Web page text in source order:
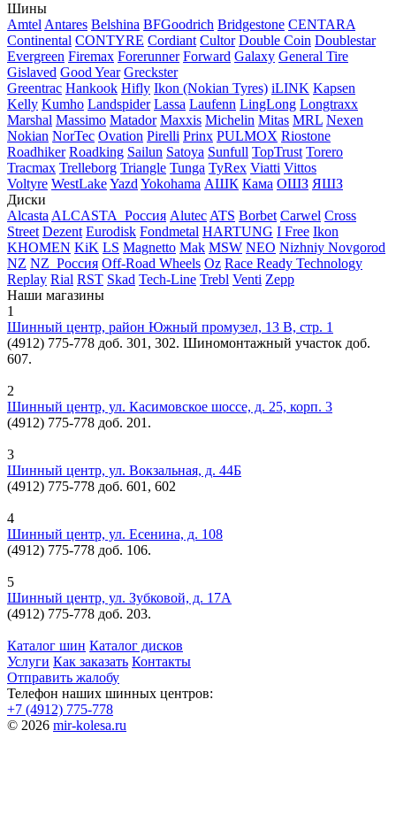
Шины
AmtelAntares Belshina BFGoodrich Bridgestone CENTARA
Continental CONTYRE Cordiant Cultor Double Coin Doublestar
Evergreen Firemax Forerunner Forward Galaxy General Tire
Gislaved Good Year Greckster
Greentrac Hankook Hifly Ikon (Nokian Tyres) iLINK Kapsen
Kelly Kumho Landspider Lassa Laufenn LingLong Longtraxx
Marshal Massimo Matador Maxxis Michelin Mitas MRL Nexen
Nokian NorTec Ovation Pirelli Prinx PULMOX Riostone
Roadhiker Roadking Sailun Satoya Sunfull TopTrust Torero
Tracmax Trelleborg Triangle Tunga TyRex Viatti Vittos
Voltyre WestLakeYazdYokohama АШК Кама ОШЗ ЯШЗ
Диски
AlcastaALCASTA_Россия AlutecATS Borbet Carwel Cross
Street Dezent Eurodisk Fondmetal HARTUNG I Free Ikon
KHOMEN KiK LS Magnetto Mak MSW NEO Nizhniy Novgorod
NZ NZ_Россия Off-Road Wheels Oz Race Ready Technology
Replay Rial RST Skad Tech-Line Trebl Venti Zepp
Наши магазины
1
Шинный центр, район Южный промузел, 13 В, стр. 1
(4912) 775-778 доб. 301, 302. Шиномонтажный участок доб.
607.
2
Шинный центр, ул. Касимовское шоссе, д. 25, корп. 3
(4912) 775-778 доб. 201.
3
Шинный центр, ул. Вокзальная, д. 44Б
(4912) 775-778 доб. 601, 602
4
Шинный центр, ул. Есенина, д. 108
(4912) 775-778 доб. 106.
5
Шинный центр, ул. Зубковой, д. 17А
(4912) 775-778 доб. 203.
Каталог шин Каталог дисков
Услуги Как заказать Контакты
Отправить жалобу
Телефон наших шинных центров:
+7 (4912) 775-778
© 2026 mir-kolesa.ru